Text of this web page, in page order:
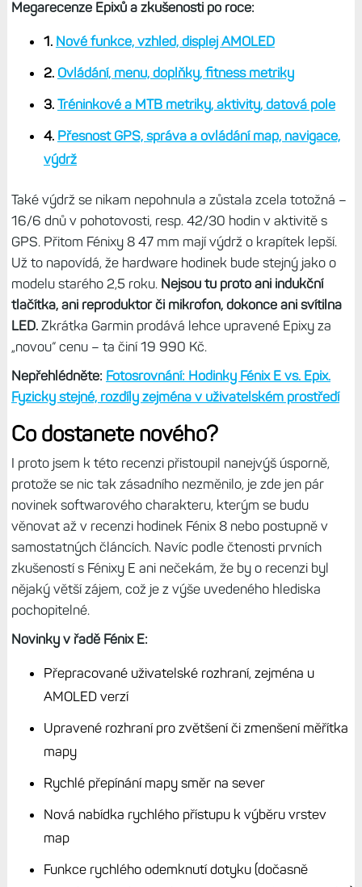
Megarecenze Epixů a zkušenosti po roce:
1. Nové funkce, vzhled, displej AMOLED
2. Ovládání, menu, doplňky, fitness metriky
3. Tréninkové a MTB metriky, aktivity, datová pole
4. Přesnost GPS, správa a ovládání map, navigace,
výdrž
Také výdrž se nikam nepohnula a zůstala zcela totožná –
16/6 dnů v pohotovosti, resp. 42/30 hodin v aktivitě s
GPS. Přitom Fénixy 8 47 mm mají výdrž o krapítek lepší.
Už to napovídá, že hardware hodinek bude stejný jako o
modelu starého 2,5 roku. Nejsou tu proto ani indukční
tlačítka, ani reproduktor či mikrofon, dokonce ani svítilna
LED.Zkrátka Garmin prodává lehce upravené Epixy za
„novou“ cenu – ta činí 19 990 Kč.
Nepřehlédněte: Fotosrovnání: Hodinky Fénix E vs. Epix.
Fyzicky stejné, rozdíly zejména v uživatelském prostředí
Co dostanete nového?
I proto jsem k této recenzi přistoupil nanejvýš úsporně,
protože se nic tak zásadního nezměnilo, je zde jen pár
novinek softwarového charakteru, kterým se budu
věnovat až v recenzi hodinek Fénix 8 nebo postupně v
samostatných článcích. Navíc podle čtenosti prvních
zkušeností s Fénixy E ani nečekám, že by o recenzi byl
nějaký větší zájem, což je z výše uvedeného hlediska
pochopitelné.
Novinky v řadě Fénix E:
Přepracované uživatelské rozhraní, zejména u
AMOLED verzí
Upravené rozhraní pro zvětšení či zmenšení měřítka
mapy
Rychlé přepínání mapy směr na sever
Nová nabídka rychlého přístupu k výběru vrstev
map
Funkce rychlého odemknutí dotyku (dočasně